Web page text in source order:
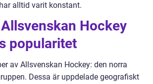
alltid varit konstant.
Hockey
popularitet
av Allsvenskan Hockey: den norra
Dessa är uppdelade geografiskt